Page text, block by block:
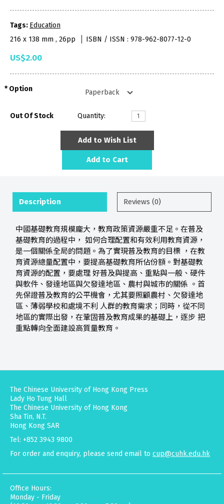
Tags: Education
216 x 138 mm , 26pp
ISBN / ISSN : 978-962-8077-12-0
US$2.00
Option
Out Of Stock Quantity:
Add to Wish List
Add to Cart
Description Reviews (0)
中國基礎教育規模龐大，教育政策資源嚴重不足。在普及
基礎教育的過程中， 如何合理配置和有效利用教育資源，
是一個關係全局的問題。為了實現普及教育的目標 ，在教
育資源總量配置中，要提高基礎教育所佔份額。對基礎教
育資源的配置，要處理 好普及與提高、重點與一般、硬件
與軟件、發達地區與欠發達地區、農村與城市的關係 。首
先保證普及教育的公平機會，尤其要照顧農村、欠發達地
區、薄弱學校和處境不利 人群的教育需求；同時，從不同
地區的實際出發，在鞏固普及教育成果的基礎上，逐步 把
重點轉向全面建設高質量教育。
The Chinese University of Hong Kong Press
Lady Ho Tung Hall
The Chinese University of Hong Kong
Sha Tin, N.T.
Hong Kong SAR
Tel: +852 3943 9800
For order and enquiry, please send email to cup@cuhk.edu.hk
Office Hours:
Monday - Friday